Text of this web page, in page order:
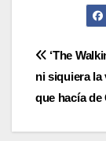
de
‘The
ni siquiera la
que hacía de